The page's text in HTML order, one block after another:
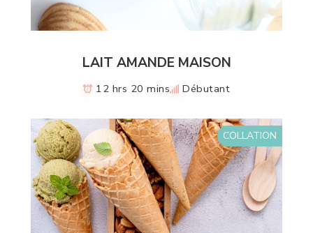
LAIT AMANDE MAISON
12 hrs 20 mins Débutant
COLLATION